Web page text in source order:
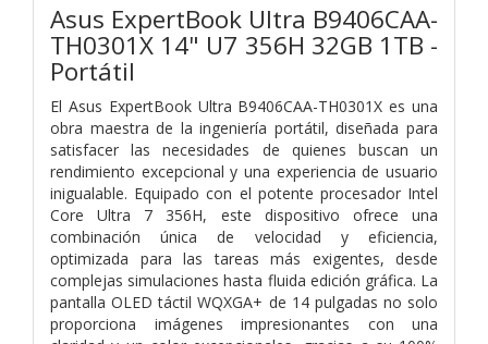
Asus ExpertBook Ultra B9406CAA-
TH0301X 14" U7 356H 32GB 1TB -
Portátil
El Asus ExpertBook Ultra B9406CAA-TH0301X es una
obra maestra de la ingeniería portátil, diseñada para
satisfacer las necesidades de quienes buscan un
rendimiento excepcional y una experiencia de usuario
inigualable. Equipado con el potente procesador Intel
Core Ultra 7 356H, este dispositivo ofrece una
combinación única de velocidad y eficiencia,
optimizada para las tareas más exigentes, desde
complejas simulaciones hasta fluida edición gráfica. La
pantalla OLED táctil WQXGA+ de 14 pulgadas no solo
proporciona imágenes impresionantes con una